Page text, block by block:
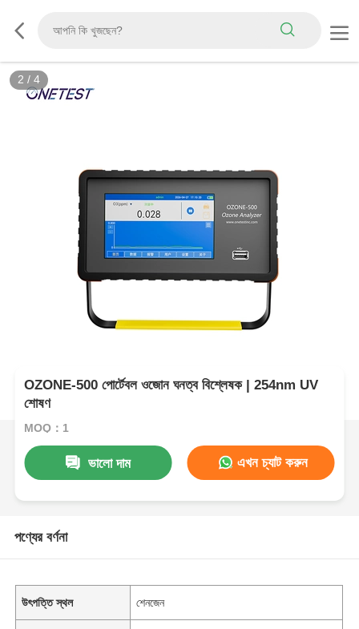
2 / 4
OZONE-500 পোর্টেবল ওজোন ঘনত্ব বিশ্লেষক | 254nm UV
শোষণ
MOQ：1
ভালো দাম এখন চ্যাট করুন
পণ্যের বর্ণনা
উৎপত্তি স্থল শেনজেন